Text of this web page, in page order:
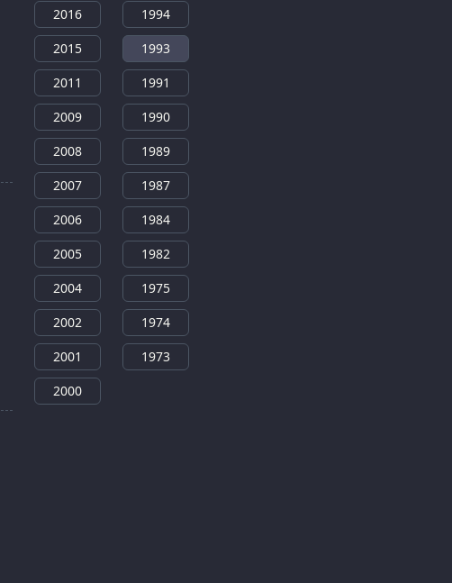
2016
2015
2011
2009
2008
2007
2006
2005
2004
2002
2001
2000
1994
1993
1991
1990
1989
1987
1984
1982
1975
1974
1973